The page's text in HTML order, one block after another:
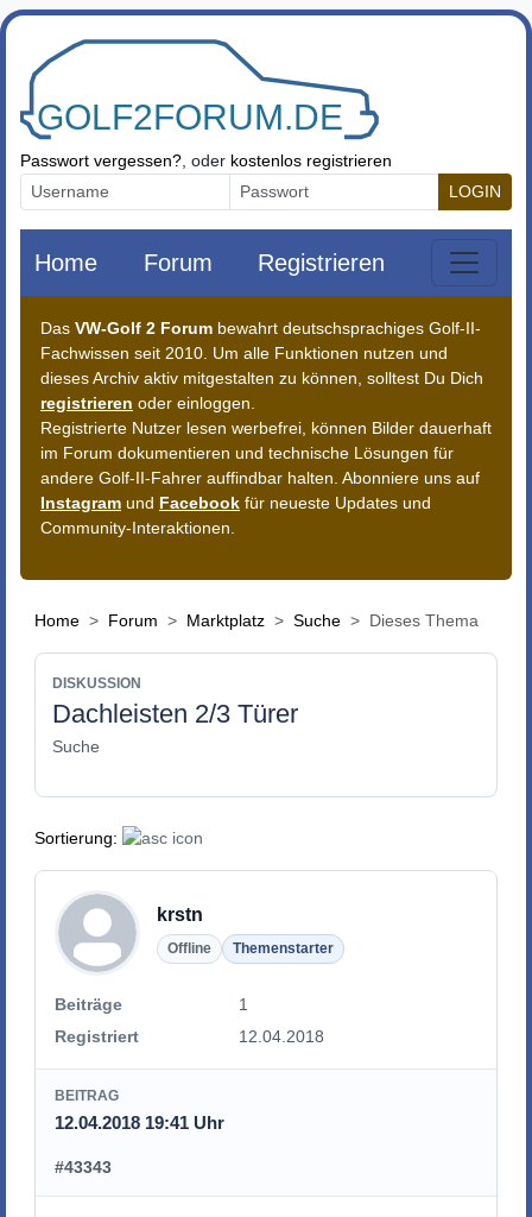
Zum Inhalt springen
Passwort vergessen? , oder kostenlos registrieren
LOGIN
Home Forum Registrieren
Das VW-Golf 2 Forum bewahrt deutschsprachiges Golf-II-
Fachwissen seit 2010. Um alle Funktionen nutzen und
dieses Archiv aktiv mitgestalten zu können, solltest Du Dich
registrieren oder einloggen.
Registrierte Nutzer lesen werbefrei, können Bilder dauerhaft
im Forum dokumentieren und technische Lösungen für
andere Golf-II-Fahrer auffindbar halten. Abonniere uns auf
Instagram und Facebook für neueste Updates und
Community-Interaktionen.
Home Forum Marktplatz Suche Dieses Thema
DISKUSSION
Dachleisten 2/3 Türer
Suche
Sortierung:
krstn
Offline Themenstarter
Beiträge
1
Registriert
12.04.2018
BEITRAG
12.04.2018 19:41 Uhr
#43343